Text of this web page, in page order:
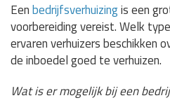
Eenbedrijfsverhuizingis een
voorbereiding vereist. Welk
ervaren verhuizers beschikken
de inboedel goed te verhuizen.
Wat is er mogelijk bij een